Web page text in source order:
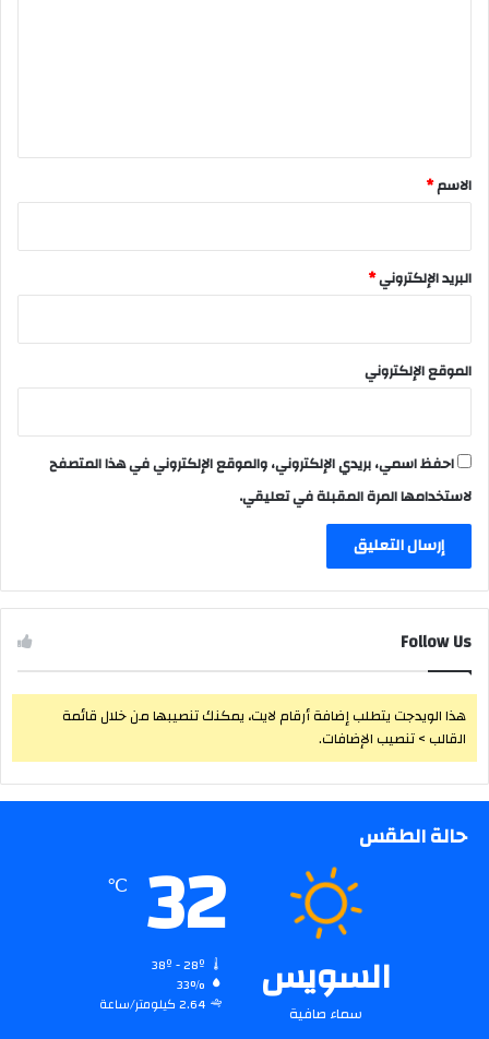
*
الاسم*
البريد الإلكتروني*
الموقع الإلكتروني
احفظ اسمي، بريدي الإلكتروني، والموقع الإلكتروني في هذا المتصفح
لاستخدامها المرة المقبلة في تعليقي.
Follow Us
هذا الويدجت يتطلب إضافة أرقام لايت، يمكنك تنصيبها من خلال قائمة
القالب > تنصيب الإضافات.
حالة الطقس
السويس
سماء صافية
32
℃
33%
2.64 كيلومتر/ساعة